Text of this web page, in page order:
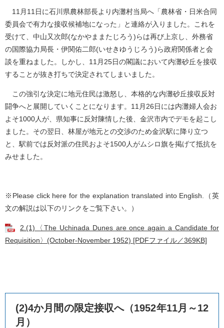
11月11日に石川県農林部長より内灘村当局へ「農林省・日米合同
委員会で有力な接収候補地になった」と連絡が入りました。これを
受けて、中山又次郎(なかやままたじろう)らは再び上京し、外務省
の国際協力局長・伊関佑二郎(いせきゆうじろう)ら政府関係者と会
談を重ねました。しかし、11月25日の閣議において内灘砂丘を接収
することが抜き打ちで決定されてしまいました。
この強引な決定に地元住民は激怒し、本格的な内灘砂丘接収反対
闘争へと展開していくことになります。11月26日には内灘婦人会お
よそ1000人が、県知事に反対陳情した後、金沢市内でデモを起こし
ました。その翌日、林屋が地元との交渉のため金沢駅に降り立つ
と、駅前では反対派の住民およそ1500人がムシロ旗を掲げて抵抗を
みせました。
※Please click here for the explanation translated into English.（英
文の解説は以下のリンクをご覧下さい。）
2.(1)〈The Uchinada Dunes are once again a Candidate for
Requisition〉(October-November 1952) [PDFファイル／369KB]
(2)4か月間の限定接収へ（1952年11月～12
月）